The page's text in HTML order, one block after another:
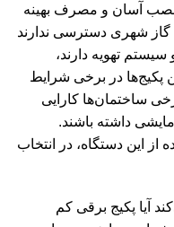
نصب آسان و مصرف بهینه
گاز شهری دسترسی ندارند
تهویه دارند،
پکیج‌ها در برخی شرایط
ساختمان‌ها کارایی
داشته باشند.
از این دستگاه، در انتخاب
آیا پکیج برقی کم